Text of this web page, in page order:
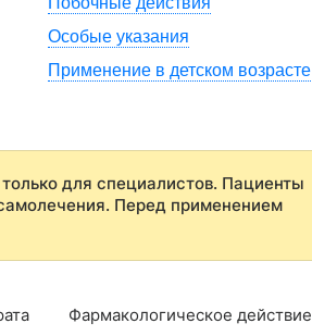
Особые указания
Применение в детском возрасте
для специалистов. Пациенты
Перед применением
Фармакологическое действие